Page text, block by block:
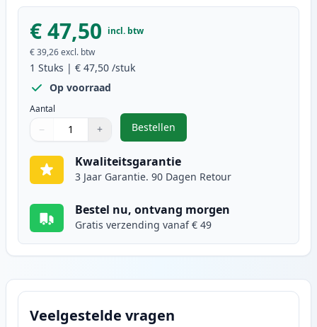
€ 47,50 incl. btw
€ 39,26excl. btw
1 Stuks | € 47,50 /stuk
Op voorraad
Aantal
Gebruik de knoppen om aan te passen
− +
1
Bestellen
,Brother TN3060 (TN3030) toner
Kwaliteitsgarantie
3 Jaar Garantie. 90 Dagen Retour
Bestel nu, ontvang morgen
Gratis verzending vanaf € 49
Veelgestelde vragen